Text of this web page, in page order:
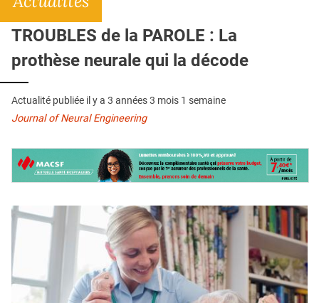
QUI SOMMES-NOUS ?
PUBLICITÉ
CONDITIONS GÉNÉRALES
CONTACT
TROUBLES de la PAROLE : La
prothèse neurale qui la décode
Actualité publiée il y a 3 années 3 mois 1 semaine
Journal of Neural Engineering